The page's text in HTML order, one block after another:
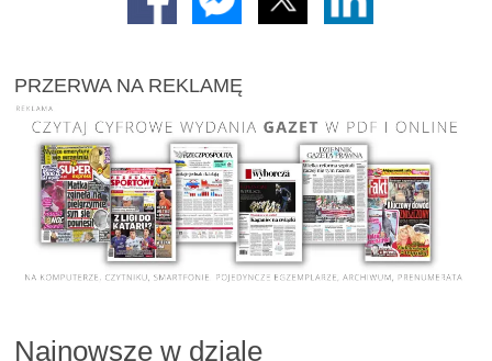
PRZERWA NA REKLAMĘ
Najnowsze w dziale